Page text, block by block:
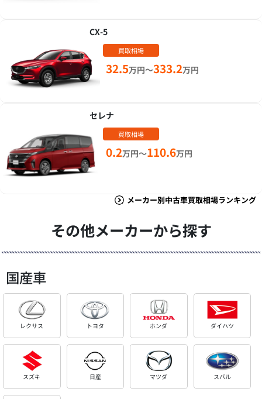
CX-5
買取相場
32.5万円～333.2万円
セレナ
買取相場
0.2万円～110.6万円
メーカー別中古車買取相場ランキング
その他メーカーから探す
国産車
レクサス トヨタ ホンダ ダイハツ
スズキ 日産 マツダ スバル